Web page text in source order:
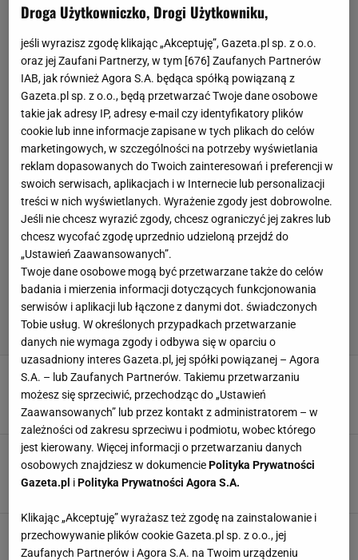
Tomaszewski wskazał antybohatera finału MŚ.
"Nie dorósł do meczu tej rangi"
Błażej Winter,20 LIPCA 2026, 11:28
Argentyńczycy podsumowali Vincicia w finale.
Aż trudno w to uwierzyć
Dominik Stachowiak,20 LIPCA 2026, 09:46
Ekspert wprost o tym, co zrobił Vincić w finale
MŚ. "Przespał mecz, ale..."
Droga Użytkowniczko, Drogi Użytkowniku,
jeśli wyrazisz zgodę klikając „Akceptuję”, Gazeta.pl sp. z o.o.
oraz jej Zaufani Partnerzy, w tym [676] Zaufanych Partnerów
IAB, jak również Agora S.A. będąca spółką powiązaną z
Gazeta.pl sp. z o.o., będą przetwarzać Twoje dane osobowe
takie jak adresy IP, adresy e-mail czy identyfikatory plików
cookie lub inne informacje zapisane w tych plikach do celów
marketingowych, w szczególności na potrzeby wyświetlania
reklam dopasowanych do Twoich zainteresowań i preferencji w
swoich serwisach, aplikacjach i w Internecie lub personalizacji
treści w nich wyświetlanych. Wyrażenie zgody jest dobrowolne.
Jeśli nie chcesz wyrazić zgody, chcesz ograniczyć jej zakres lub
chcesz wycofać zgodę uprzednio udzieloną przejdź do
„Ustawień Zaawansowanych”.
Twoje dane osobowe mogą być przetwarzane także do celów
badania i mierzenia informacji dotyczących funkcjonowania
serwisów i aplikacji lub łączone z danymi dot. świadczonych
Tobie usług. W określonych przypadkach przetwarzanie
danych nie wymaga zgody i odbywa się w oparciu o
uzasadniony interes Gazeta.pl, jej spółki powiązanej – Agora
S.A. – lub Zaufanych Partnerów. Takiemu przetwarzaniu
możesz się sprzeciwić, przechodząc do „Ustawień
Zaawansowanych” lub przez kontakt z administratorem – w
zależności od zakresu sprzeciwu i podmiotu, wobec którego
jest kierowany. Więcej informacji o przetwarzaniu danych
osobowych znajdziesz w dokumenciePolityka Prywatności
Gazeta.pl iPolityka Prywatności Agora S.A.
Klikając „Akceptuję” wyrażasz też zgodę na zainstalowanie i
przechowywanie plików cookie Gazeta.pl sp. z o.o., jej
Zaufanych Partnerów i Agora S.A. na Twoim urządzeniu